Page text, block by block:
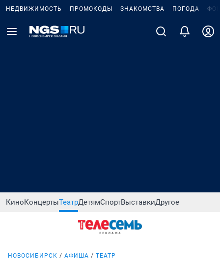
НЕДВИЖИМОСТЬ ПРОМОКОДЫ ЗНАКОМСТВА ПОГОДА
КиноКонцертыТеатрДетямСпортВыставкиДругое
НОВОСИБИРСК АФИША ТЕАТР